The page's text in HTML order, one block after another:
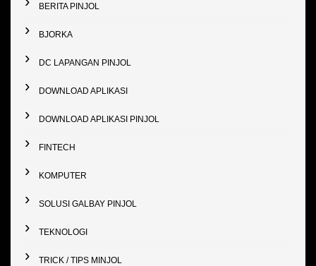
BERITA PINJOL
BJORKA
DC LAPANGAN PINJOL
DOWNLOAD APLIKASI
DOWNLOAD APLIKASI PINJOL
FINTECH
KOMPUTER
SOLUSI GALBAY PINJOL
TEKNOLOGI
TRICK / TIPS MINJOL